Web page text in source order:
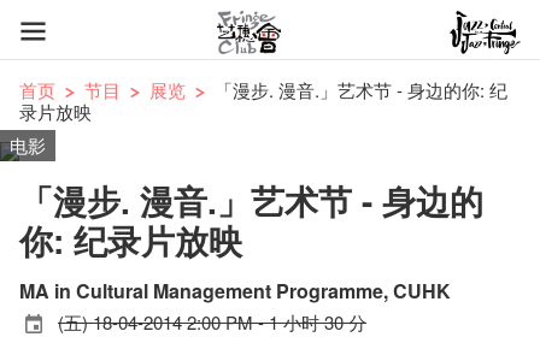
首页 节目 展览
「漫步. 漫音.」艺术节 - 身边的你: 纪
录片放映
电影
「漫步. 漫音.」艺术节 - 身边的
你: 纪录片放映
MA in Cultural Management Programme, CUHK
(五) 18-04-2014 2:00 PM - 1 小时 30 分